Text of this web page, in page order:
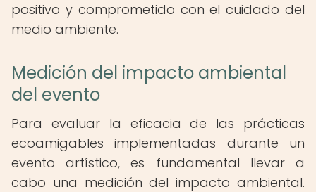
positivo y comprometido con el cuidado del
medio ambiente.
Medición del impacto ambiental
del evento
Para evaluar la eficacia de las prácticas
ecoamigables implementadas durante un
evento artístico, es fundamental llevar a
cabo una medición del impacto ambiental.